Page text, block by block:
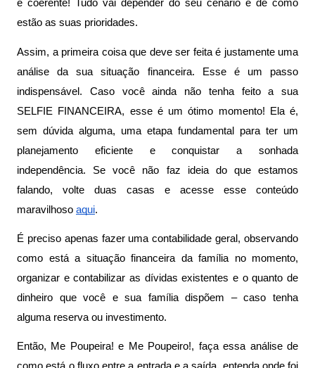
e coerente! Tudo vai depender do seu cenário e de como
estão as suas prioridades.
Assim, a primeira coisa que deve ser feita é justamente uma
análise da sua situação financeira. Esse é um passo
indispensável. Caso você ainda não tenha feito a sua
SELFIE FINANCEIRA, esse é um ótimo momento! Ela é,
sem dúvida alguma, uma etapa fundamental para ter um
planejamento eficiente e conquistar a sonhada
independência. Se você não faz ideia do que estamos
falando, volte duas casas e acesse esse conteúdo
maravilhoso aqui.
É preciso apenas fazer uma contabilidade geral, observando
como está a situação financeira da família no momento,
organizar e contabilizar as dívidas existentes e o quanto de
dinheiro que você e sua família dispõem – caso tenha
alguma reserva ou investimento.
Então, Me Poupeira! e Me Poupeiro!, faça essa análise de